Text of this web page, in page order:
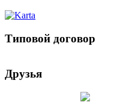
Типовой договор
Друзья